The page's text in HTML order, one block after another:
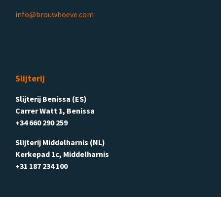
info@brouwhoeve.com
Slijterij
Slijterij Benissa (ES)
Carrer Watt 1, Benissa
+34 660 290 259
Slijterij Middelharnis (NL)
Kerkepad 1c, Middelharnis
+31 187 234 100